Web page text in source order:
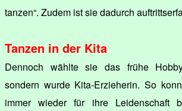
tanzen“. Zudem ist sie dadurch
Tanzen in der Kita
Dennoch wählte sie das frühe
sondern wurde Kita-Erzieherin. So
immer wieder für ihre Leidenschaft